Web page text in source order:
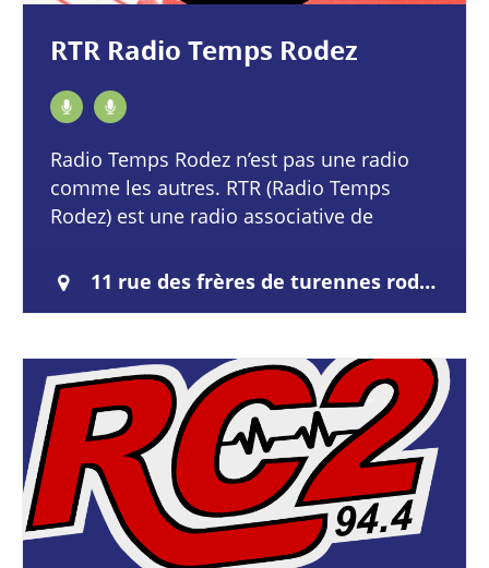
RTR Radio Temps Rodez
Radio Temps Rodez n’est pas une radio
comme les autres. RTR (Radio Temps
Rodez) est une radio associative de
commerciale, née en milieu…
11 rue des frères de turennes rodez